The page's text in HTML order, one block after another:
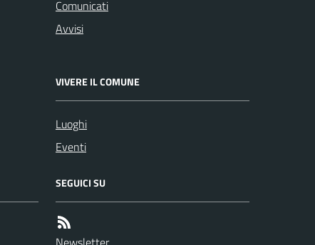
Comunicati
Avvisi
VIVERE IL COMUNE
Luoghi
Eventi
SEGUICI SU